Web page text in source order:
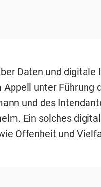
Daten und digitale
unter Führung
und des
Ein solches
Offenheit und